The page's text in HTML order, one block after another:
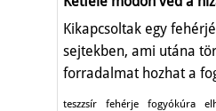
Kikapcsoltak egy
sejtekben, ami utána
forradalmat hozhat a
teszzsír fehérje fogyókúra